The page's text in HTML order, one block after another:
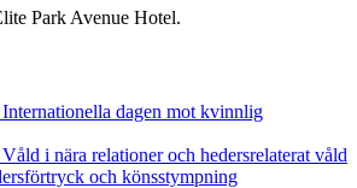
Park Avenue Hotel.
dagen mot kvinnlig
i nära relationer och hedersrelaterat våld
och könsstympning